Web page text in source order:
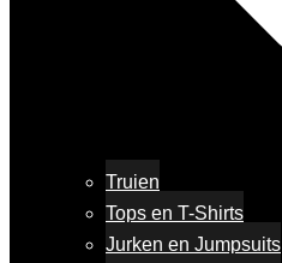
Truien
Tops en T-Shirts
Jurken en Jumpsuits